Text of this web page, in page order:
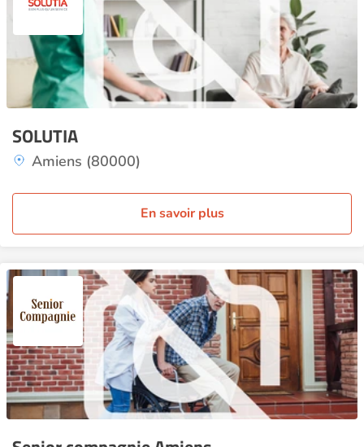
SOLUTIA
Amiens (80000)
En savoir plus